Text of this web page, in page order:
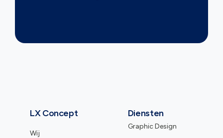
LX Concept
Wij
Diensten
Graphic Design